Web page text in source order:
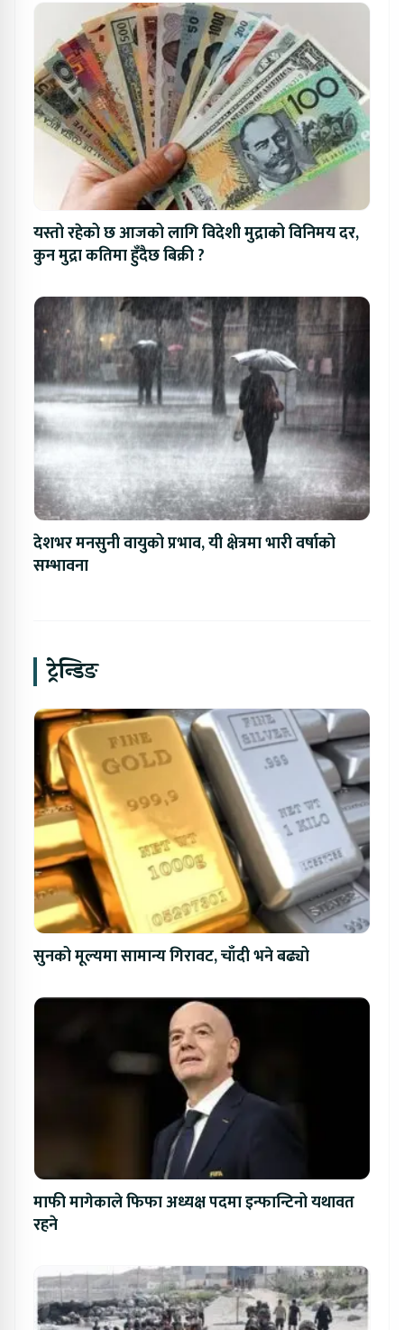
यस्तो रहेको छ आजको लागि विदेशी मुद्राको विनिमय दर,
कुन मुद्रा कतिमा हुँदैछ बिक्री ?
देशभर मनसुनी वायुको प्रभाव, यी क्षेत्रमा भारी वर्षाको
सम्भावना
ट्रेन्डिङ
सुनको मूल्यमा सामान्य गिरावट, चाँदी भने बढ्यो
माफी मागेकाले फिफा अध्यक्ष पदमा इन्फान्टिनो यथावत
रहने